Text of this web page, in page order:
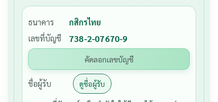
ธนาคาร
กสิกรไทย
เลขที่บัญชี
738-2-07670-9
คัดลอกเลขบัญชี
ชื่อผู้รับ ดูชื่อผู้รับ